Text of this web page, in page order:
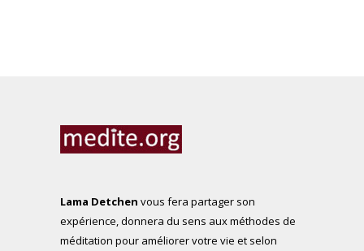
Lama Detchen vous fera partager son
expérience, donnera du sens aux méthodes de
méditation pour améliorer votre vie et selon